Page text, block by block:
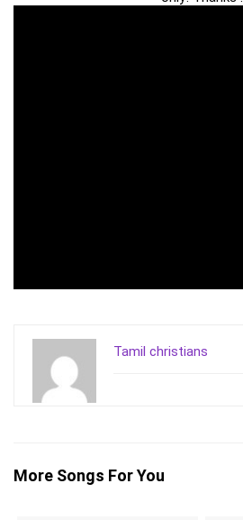
Tamil christians
More Songs For You